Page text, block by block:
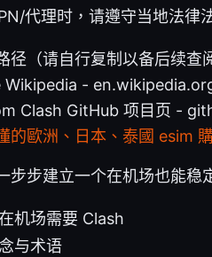
代理时，请遵守当地法律
径（请自行复制以备后续
Wikipedia -
Clash GitHub 项目页 -
的歐洲、日本、泰國 esim
步步建立一个在机场也能稳
机场需要 Clash
与术语